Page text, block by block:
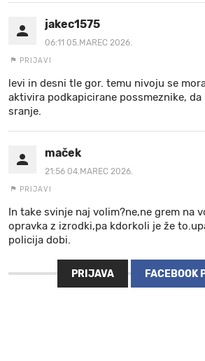
jakec1575
06:11 05.MAREC 2026.
PRIJAVI
levi in desni tle gor. temu nivoju se
aktivira podkapicirane possmeznike,
sranje.
maček
21:56 04.MAREC 2026.
PRIJAVI
In take svinje naj volim?ne,ne grem na
opravka z izrodki,pa kdorkoli je že
policija dobi.
PRIJAVA FACEBOOK